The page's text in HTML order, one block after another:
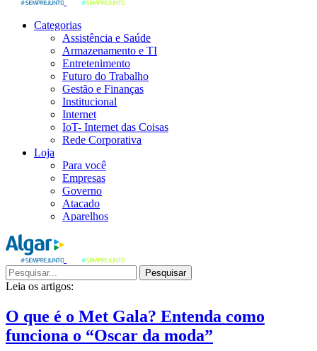
Categorias
Assistência e Saúde
Armazenamento e TI
Entretenimento
Futuro do Trabalho
Gestão e Finanças
Institucional
Internet
IoT- Internet das Coisas
Rede Corporativa
Loja
Para você
Empresas
Governo
Atacado
Aparelhos
Pesquisar
Leia os artigos:
O que é o Met Gala? Entenda como
funciona o “Oscar da moda”